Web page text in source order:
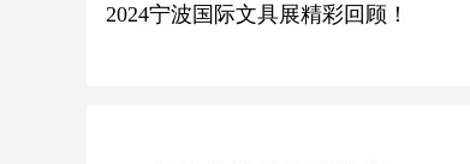
2024宁波国际文具展精彩回顾！